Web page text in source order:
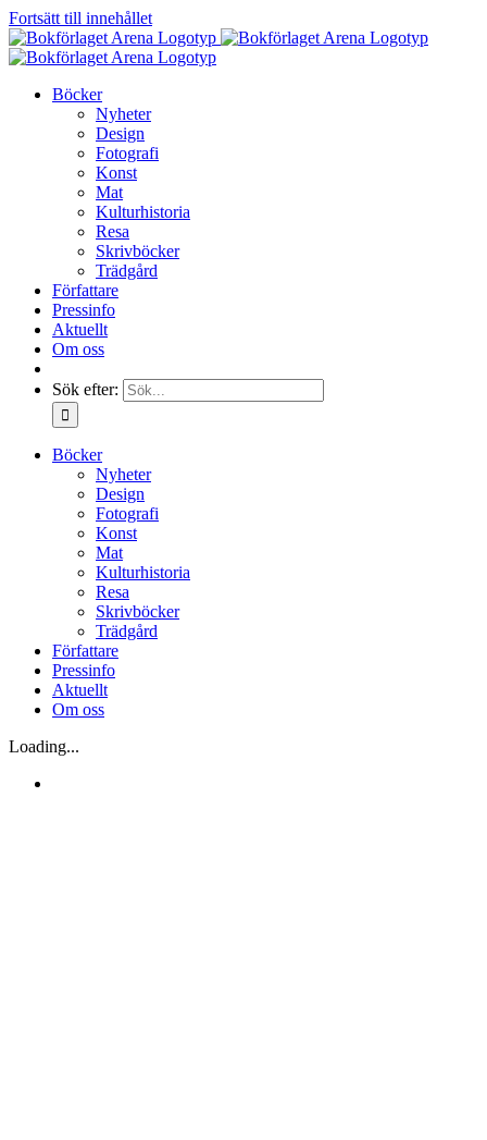
Fortsätt till innehållet
Böcker
Nyheter
Design
Fotografi
Konst
Mat
Kulturhistoria
Resa
Skrivböcker
Trädgård
Författare
Pressinfo
Aktuellt
Om oss
Sök efter:
Böcker
Nyheter
Design
Fotografi
Konst
Mat
Kulturhistoria
Resa
Skrivböcker
Trädgård
Författare
Pressinfo
Aktuellt
Om oss
Loading...